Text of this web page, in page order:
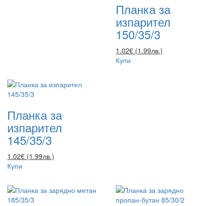
Планка за
изпарител
150/35/3
1.02€ (1.99лв.)
Купи
Планка за
изпарител
145/35/3
1.02€ (1.99лв.)
Купи